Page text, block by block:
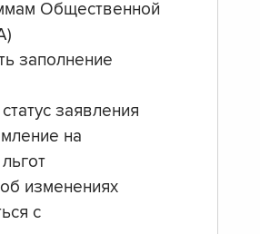
Общественной
заполнение
заявления
на
изменениях
с